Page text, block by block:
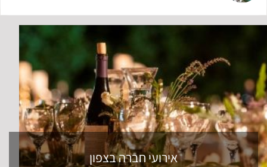
אירועי חברה בצפון